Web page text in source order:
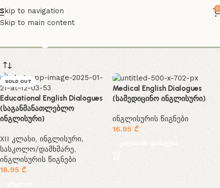
Skip to navigation
Skip to main content
0
SOLD OUT
Educational English Dialogues
(საგანმანათლებლო
ინგლისური)
XII კლასი,ინგლისური,
სასკოლო/დამხმარე,
ინგლისურის წიგნები
18.95₾
ვრცლად
Medical English Dialogues
(სამედიცინო ინგლისური)
ინგლისურის წიგნები
16.95₾
კალათაში დამატება